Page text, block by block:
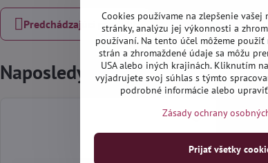
Predchádzajúci produkt
Naposledy ste navštívili tieto
Cookies používame na zlepšenie
stránky, analýzu jej výkonnosti a
používaní. Na tento účel môžeme
strán a zhromaždené údaje sa môžu
USA alebo iných krajinách. Kliknutím
vyjadrujete svoj súhlas s týmto
podrobné informácie alebo
Zásady ochrany
Prijať všetky